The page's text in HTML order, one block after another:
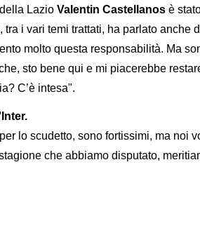
Lazio Valentin Castellanos è
tra i vari temi trattati, ha parlato anche
molto questa responsabilità. Ma
sto bene qui e mi piacerebbe
C’è intesa".
lo scudetto, sono fortissimi, ma noi
che abbiamo disputato,